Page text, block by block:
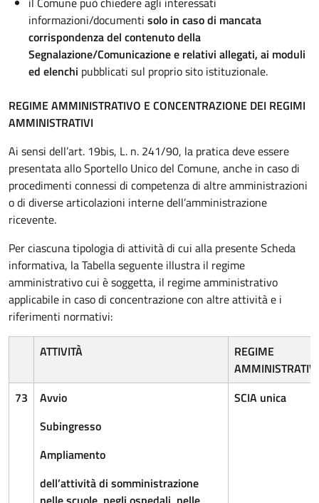
informazioni/documenti solo in caso di mancata
corrispondenza del contenuto della
Segnalazione/Comunicazione e relativi allegati, ai moduli
ed elenchi pubblicati sul proprio sito istituzionale.
REGIME AMMINISTRATIVO E CONCENTRAZIONE DEI REGIMI
AMMINISTRATIVI
Ai sensi dell’art. 19bis, L. n. 241/90, la pratica deve essere
presentata allo Sportello Unico del Comune, anche in caso di
procedimenti connessi di competenza di altre amministrazioni
o di diverse articolazioni interne dell’amministrazione
ricevente.
Per ciascuna tipologia di attività di cui alla presente Scheda
informativa, la Tabella seguente illustra il regime
amministrativo cui è soggetta, il regime amministrativo
applicabile in caso di concentrazione con altre attività e i
riferimenti normativi:
ATTIVITÀ
REGIME
73
Avvio
Subingresso
Ampliamento
dell’attività di somministrazione
SCIA unica